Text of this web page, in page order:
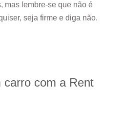
mas lembre-se que não é
seja firme e diga não.
carro com a Rent